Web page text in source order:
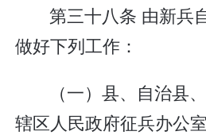
第三十八条 由新兵
做好下列工作：
（一）县、自治县
辖区人民政府征兵办公